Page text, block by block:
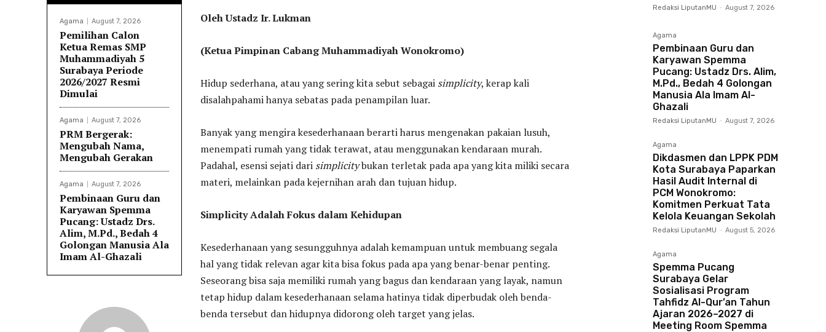
Agama August 7, 2026
Pemilihan Calon
Ketua Remas SMP
Muhammadiyah 5
Surabaya Periode
2026/2027 Resmi
Dimulai
Agama August 7, 2026
PRM Bergerak:
Mengubah Nama,
Mengubah Gerakan
Agama August 7, 2026
Pembinaan Guru dan
Karyawan Spemma
Pucang: Ustadz Drs.
Alim, M.Pd., Bedah 4
Golongan Manusia Ala
Imam Al-Ghazali
Oleh Ustadz Ir. Lukman
(Ketua Pimpinan Cabang Muhammadiyah Wonokromo)
Hidup sederhana, atau yang sering kita sebut sebagai simplicity, kerap kali
disalahpahami hanya sebatas pada penampilan luar.
Banyak yang mengira kesederhanaan berarti harus mengenakan pakaian lusuh,
menempati rumah yang tidak terawat, atau menggunakan kendaraan murah.
Padahal, esensi sejati dari simplicitybukan terletak pada apa yang kita miliki secara
materi, melainkan pada kejernihan arah dan tujuan hidup.
Simplicity Adalah Fokus dalam Kehidupan
Kesederhanaan yang sesungguhnya adalah kemampuan untuk membuang segala
hal yang tidak relevan agar kita bisa fokus pada apa yang benar-benar penting.
Seseorang bisa saja memiliki rumah yang bagus dan kendaraan yang layak, namun
tetap hidup dalam kesederhanaan selama hatinya tidak diperbudak oleh benda-
benda tersebut dan hidupnya didorong oleh target yang jelas.
Redaksi LiputanMU - August 7, 2026
Agama
Pembinaan Guru dan
Karyawan Spemma
Pucang: Ustadz Drs. Alim,
M.Pd., Bedah 4 Golongan
Manusia Ala Imam Al-
Ghazali
Redaksi LiputanMU - August 7, 2026
Agama
Dikdasmen dan LPPK PDM
Kota Surabaya Paparkan
Hasil Audit Internal di
PCM Wonokromo:
Komitmen Perkuat Tata
Kelola Keuangan Sekolah
Redaksi LiputanMU - August 5, 2026
Agama
Spemma Pucang
Surabaya Gelar
Sosialisasi Program
Tahfidz Al-Qur’an Tahun
Ajaran 2026–2027 di
Meeting Room Spemma